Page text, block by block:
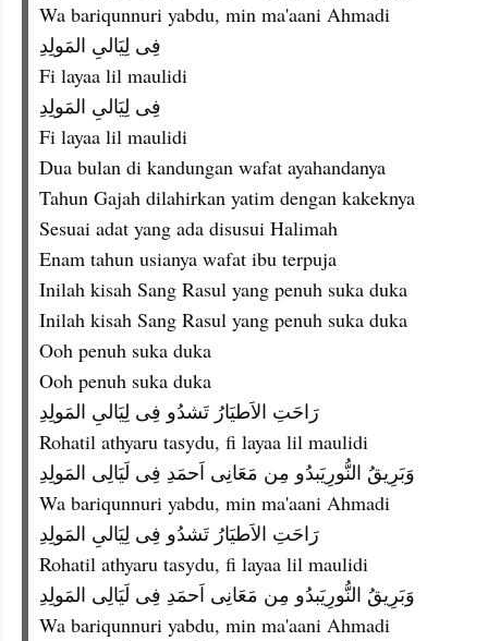
Wa bariqunnuri yabdu, min ma'aani Ahmadi
فِى لِيَالىِ المَولِدِ
Fi layaa lil maulidi
فِى لِيَالىِ المَولِدِ
Fi layaa lil maulidi
Dua bulan di kandungan wafat ayahandanya
Tahun Gajah dilahirkan yatim dengan kakeknya
Sesuai adat yang ada disusui Halimah
Enam tahun usianya wafat ibu terpuja
Inilah kisah Sang Rasul yang penuh suka duka
Inilah kisah Sang Rasul yang penuh suka duka
Ooh penuh suka duka
Ooh penuh suka duka
رَاحَتِ الاَطيَارُ تَشدُو فِى لِيَالىِ المَولِدِ
Rohatil athyaru tasydu, fi layaa lil maulidi
وَبَرِيقُ النُّورِيَبدُو مِن مَعَانِى اَحمَدِ فِى لَيَالِى المَولِدِ
Wa bariqunnuri yabdu, min ma'aani Ahmadi
رَاحَتِ الاَطيَارُ تَشدُو فِى لِيَالىِ المَولِدِ
Rohatil athyaru tasydu, fi layaa lil maulidi
وَبَرِيقُ النُّورِيَبدُو مِن مَعَانِى اَحمَدِ فِى لَيَالِى المَولِدِ
Wa bariqunnuri yabdu, min ma'aani Ahmadi